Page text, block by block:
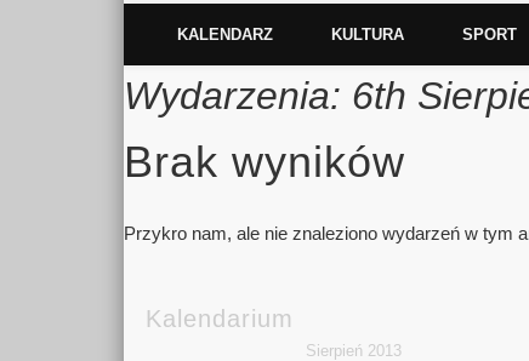
KALENDARZ KULTURA SPORT
Wydarzenia: 6th
Brak wyników
Przykro nam, ale nie znaleziono wydarzeń w tym
Kalendarium
Sierpień 2013